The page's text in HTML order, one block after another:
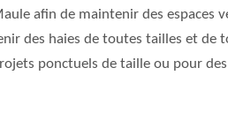
afin de maintenir des
des haies de toutes tailles et de
ponctuels de taille ou pour